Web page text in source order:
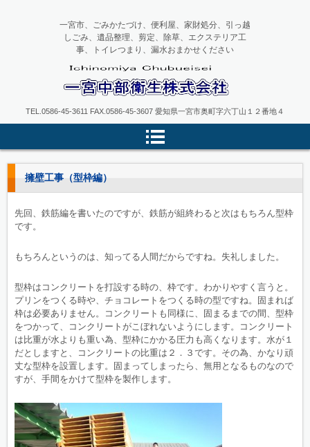
一宮中部衛生
一宮市、ごみかたづけ、便利屋、家財処分、引っ越
しごみ、遺品整理、剪定、除草、エクステリア工
事、トイレつまり、漏水おまかせください
TEL.0586-45-3611 FAX.0586-45-3607 愛知県一宮市奥町字六丁山１２番地４
擁壁工事（型枠編）
先回、鉄筋編を書いたのですが、鉄筋が組終わると次はもちろん型枠
です。
もちろんというのは、知ってる人間だからですね。失礼しました。
型枠はコンクリートを打設する時の、枠です。わかりやすく言うと。
プリンをつくる時や、チョコレートをつくる時の型ですね。固まれば
枠は必要ありません。コンクリートも同様に、固まるまでの間、型枠
をつかって、コンクリートがこぼれないようにします。コンクリート
は比重が水よりも重い為、型枠にかかる圧力も高くなります。水が１
だとしますと、コンクリートの比重は２．３です。その為、かなり頑
丈な型枠を設置します。固まってしまったら、無用となるものなので
すが、手間をかけて型枠を製作します。